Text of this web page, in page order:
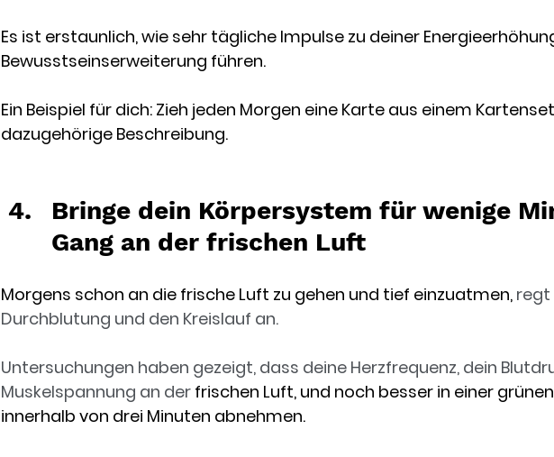
Es ist erstaunlich, wie sehr tägliche Impulse zu deiner
Bewusstseinserweiterung führen.
Ein Beispiel für dich: Zieh jeden Morgen eine Karte aus einem
dazugehörige Beschreibung.
Bringe dein Körpersystem für wenige
Gang an der frischen Luft
Morgens schon an die frische Luft zu gehen und tief einzuatmen,
Durchblutung und den Kreislauf an.
Untersuchungen haben gezeigt, dass deine Herzfrequenz, dein
Muskelspannung an der frischen Luft, und noch besser in einer
innerhalb von drei Minuten abnehmen.